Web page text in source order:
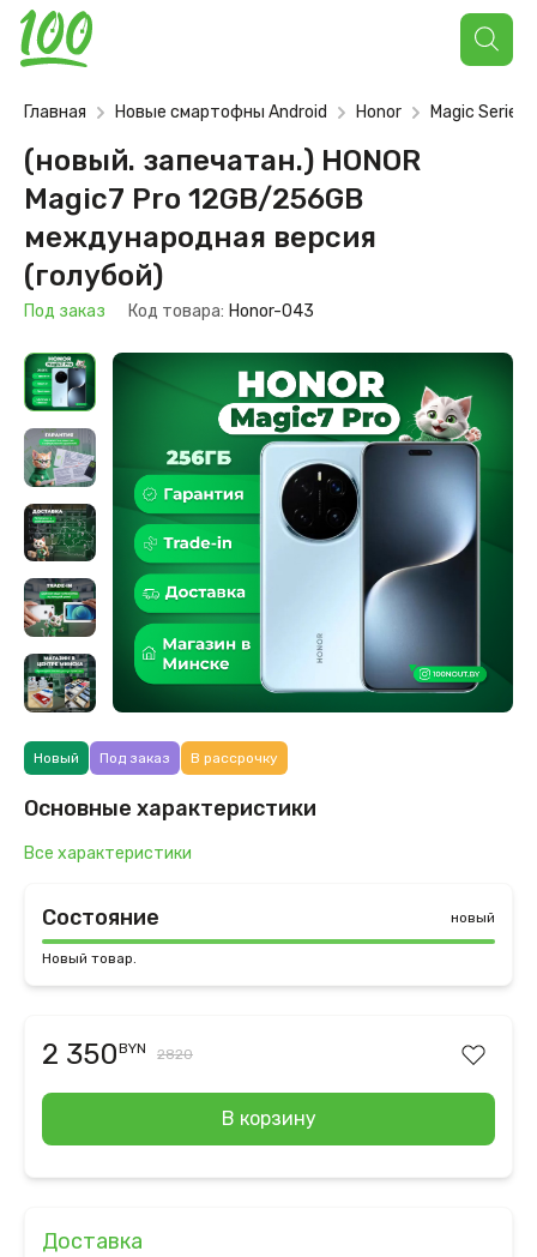
Поиск
товаров
Главная Новые смартофны Android Honor Magic Series
(новый. запечатан.) HONOR
Magic7 Pro 12GB/256GB
международная версия
(голубой)
Под заказ Код товара: Honor-043
Новый Под заказ В рассрочку
Основные характеристики
Все характеристики
Состояние новый
Новый товар.
2 350BYN 2820
В корзину
Доставка